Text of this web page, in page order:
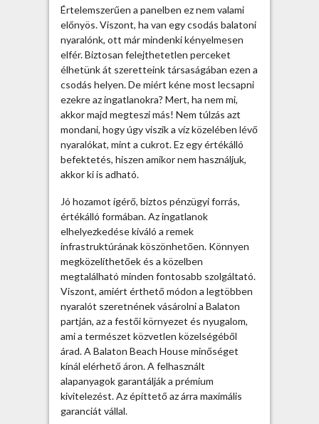
i
n
y
a
r
a
l
ó
t
v
á
r
o
l
n
i
b
e
j
e
g
y
z
é
s
Értelemszerűen a panelben ez nem valami
előnyös. Viszont, ha van egy csodás balatoni
nyaralónk, ott már mindenki kényelmesen
elfér. Biztosan felejthetetlen perceket
élhetünk át szeretteink társaságában ezen a
csodás helyen. De miért kéne most lecsapni
ezekre az ingatlanokra? Mert, ha nem mi,
akkor majd megteszi más! Nem túlzás azt
mondani, hogy úgy viszik a víz közelében lévő
nyaralókat, mint a cukrot. Ez egy értékálló
befektetés, hiszen amikor nem használjuk,
akkor ki is adható.
Jó hozamot ígérő, biztos pénzügyi forrás,
értékálló formában. Az ingatlanok
elhelyezkedése kiváló a remek
infrastruktúrának köszönhetően. Könnyen
megközelíthetőek és a közelben
megtalálható minden fontosabb szolgáltató.
Viszont, amiért érthető módon a legtöbben
nyaralót szeretnének vásárolni a Balaton
partján, az a festői környezet és nyugalom,
ami a természet közvetlen közelségéből
árad. A Balaton Beach House minőséget
kínál elérhető áron. A felhasznált
alapanyagok garantálják a prémium
kivitelezést. Az építtető az árra maximális
garanciát vállal.